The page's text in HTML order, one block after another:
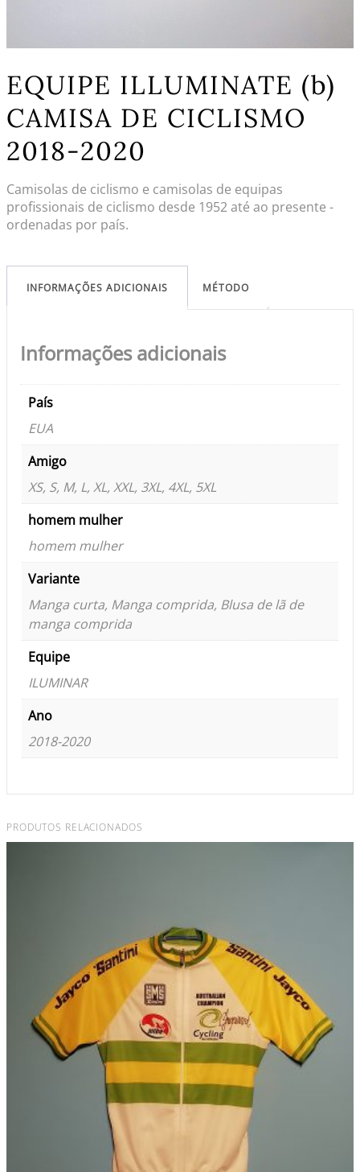
EQUIPE ILLUMINATE (b)
CAMISA DE CICLISMO
2018-2020
Camisolas de ciclismo e camisolas de equipas
profissionais de ciclismo desde 1952 até ao presente -
ordenadas por país.
INFORMAÇÕES ADICIONAIS MÉTODO
Informações adicionais
País
EUA
Amigo
XS, S, M, L, XL, XXL, 3XL, 4XL, 5XL
homem mulher
homem mulher
Variante
Manga curta, Manga comprida, Blusa de lã de
manga comprida
Equipe
ILUMINAR
Ano
2018-2020
PRODUTOS RELACIONADOS